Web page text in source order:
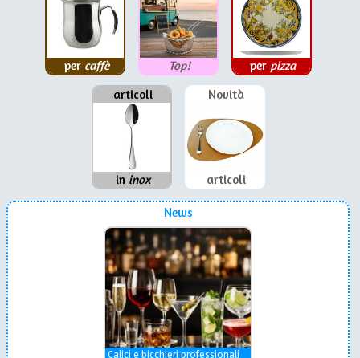
per caffè Top! per pizza
articoli
in inox
Novità
articoli
News
Calici e bicchieri professionali